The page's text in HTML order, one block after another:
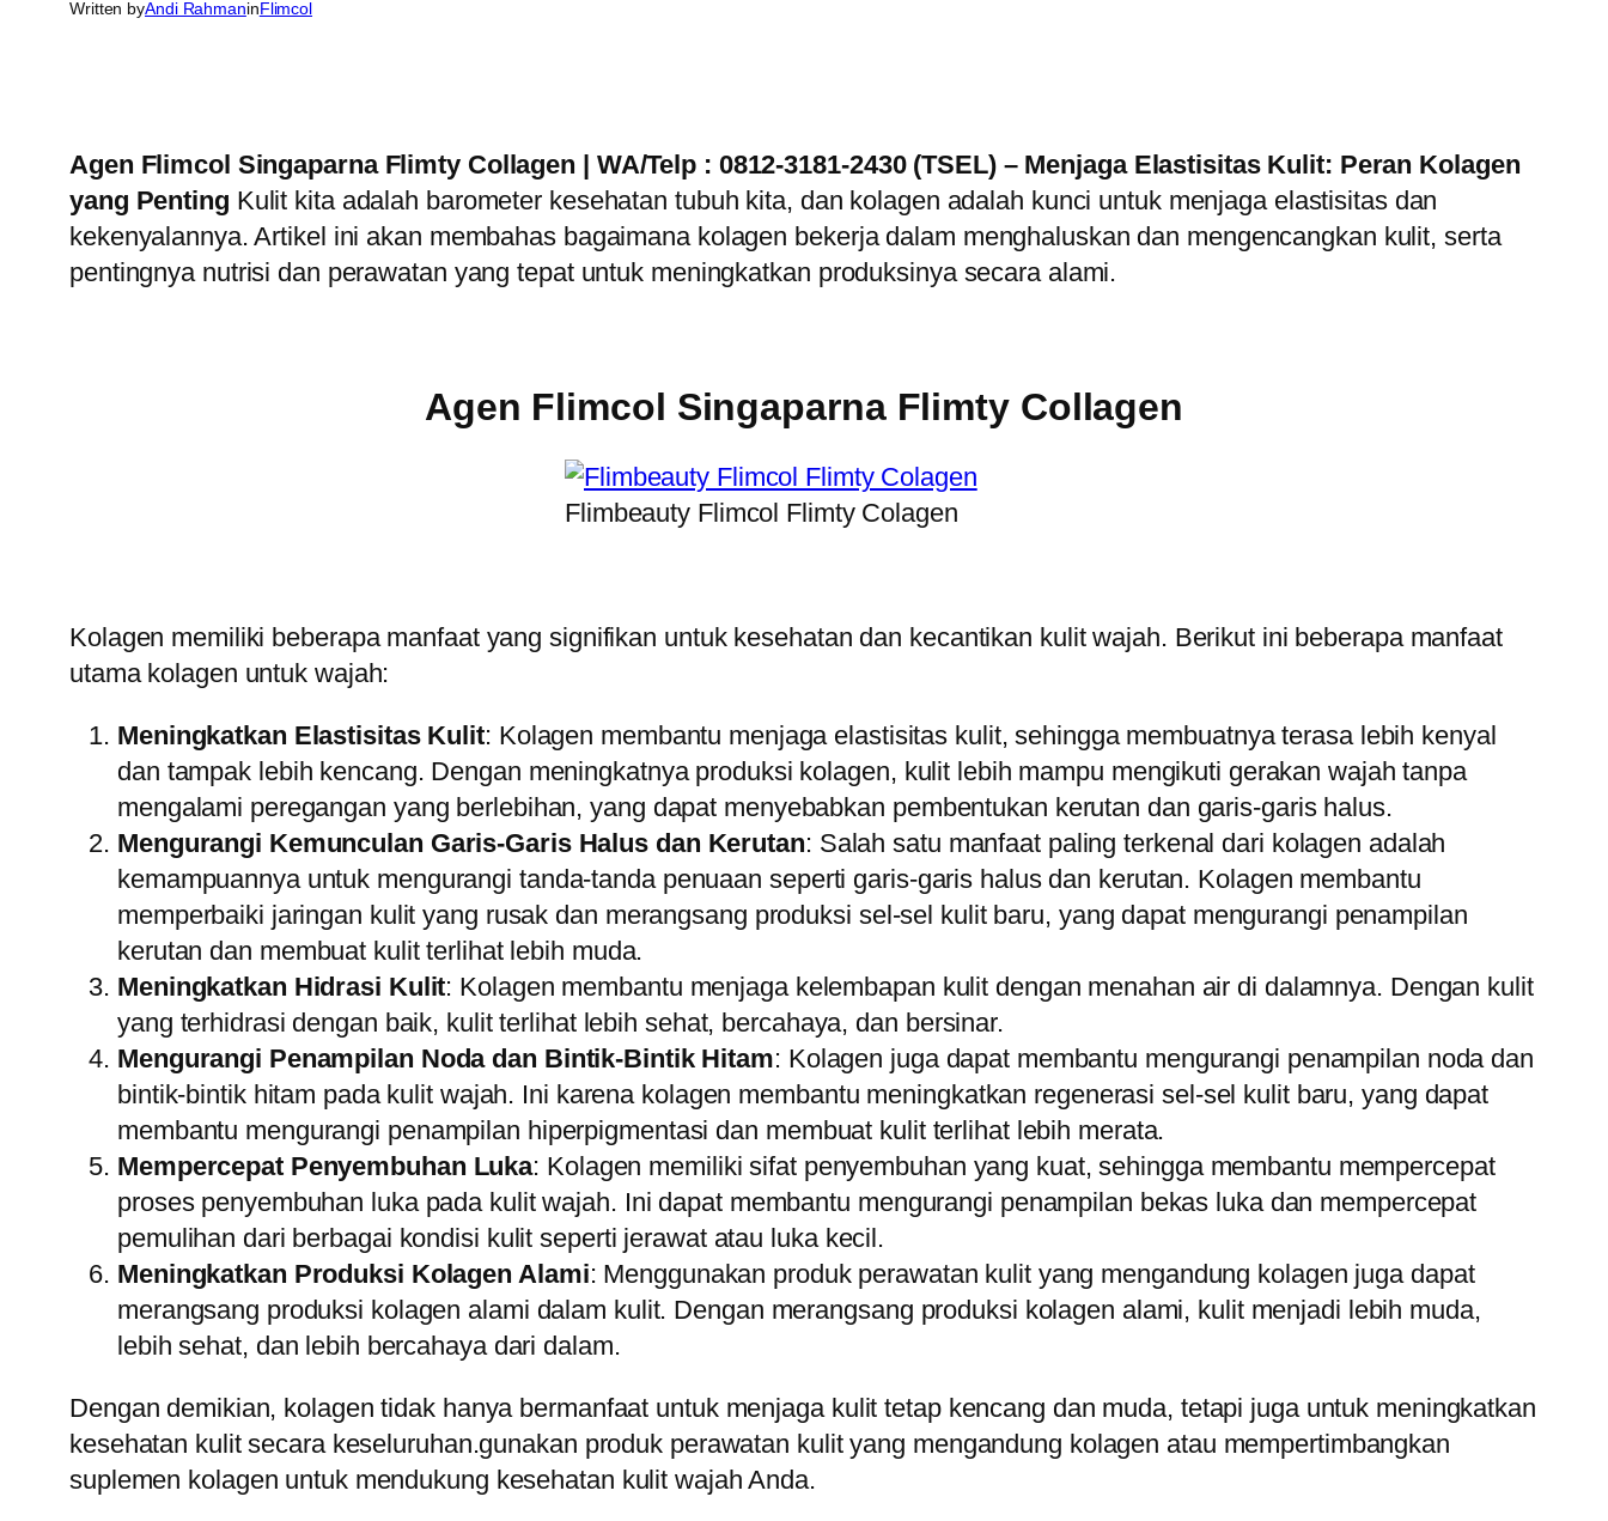
Written byAndi RahmaninFlimcol
Agen Flimcol Singaparna Flimty Collagen | WA/Telp : 0812-3181-2430 (TSEL) – Menjaga Elastisitas Kulit: Peran Kolagen
yang Penting Kulit kita adalah barometer kesehatan tubuh kita, dan kolagen adalah kunci untuk menjaga elastisitas dan
kekenyalannya. Artikel ini akan membahas bagaimana kolagen bekerja dalam menghaluskan dan mengencangkan kulit, serta
pentingnya nutrisi dan perawatan yang tepat untuk meningkatkan produksinya secara alami.
Agen Flimcol Singaparna Flimty Collagen
Flimbeauty Flimcol Flimty Colagen
Kolagen memiliki beberapa manfaat yang signifikan untuk kesehatan dan kecantikan kulit wajah. Berikut ini beberapa manfaat
utama kolagen untuk wajah:
Meningkatkan Elastisitas Kulit: Kolagen membantu menjaga elastisitas kulit, sehingga membuatnya terasa lebih kenyal
dan tampak lebih kencang. Dengan meningkatnya produksi kolagen, kulit lebih mampu mengikuti gerakan wajah tanpa
mengalami peregangan yang berlebihan, yang dapat menyebabkan pembentukan kerutan dan garis-garis halus.
Mengurangi Kemunculan Garis-Garis Halus dan Kerutan: Salah satu manfaat paling terkenal dari kolagen adalah
kemampuannya untuk mengurangi tanda-tanda penuaan seperti garis-garis halus dan kerutan. Kolagen membantu
memperbaiki jaringan kulit yang rusak dan merangsang produksi sel-sel kulit baru, yang dapat mengurangi penampilan
kerutan dan membuat kulit terlihat lebih muda.
Meningkatkan Hidrasi Kulit: Kolagen membantu menjaga kelembapan kulit dengan menahan air di dalamnya. Dengan kulit
yang terhidrasi dengan baik, kulit terlihat lebih sehat, bercahaya, dan bersinar.
Mengurangi Penampilan Noda dan Bintik-Bintik Hitam: Kolagen juga dapat membantu mengurangi penampilan noda dan
bintik-bintik hitam pada kulit wajah. Ini karena kolagen membantu meningkatkan regenerasi sel-sel kulit baru, yang dapat
membantu mengurangi penampilan hiperpigmentasi dan membuat kulit terlihat lebih merata.
Mempercepat Penyembuhan Luka: Kolagen memiliki sifat penyembuhan yang kuat, sehingga membantu mempercepat
proses penyembuhan luka pada kulit wajah. Ini dapat membantu mengurangi penampilan bekas luka dan mempercepat
pemulihan dari berbagai kondisi kulit seperti jerawat atau luka kecil.
Meningkatkan Produksi Kolagen Alami: Menggunakan produk perawatan kulit yang mengandung kolagen juga dapat
merangsang produksi kolagen alami dalam kulit. Dengan merangsang produksi kolagen alami, kulit menjadi lebih muda,
lebih sehat, dan lebih bercahaya dari dalam.
Dengan demikian, kolagen tidak hanya bermanfaat untuk menjaga kulit tetap kencang dan muda, tetapi juga untuk meningkatkan
kesehatan kulit secara keseluruhan.gunakan produk perawatan kulit yang mengandung kolagen atau mempertimbangkan
suplemen kolagen untuk mendukung kesehatan kulit wajah Anda.